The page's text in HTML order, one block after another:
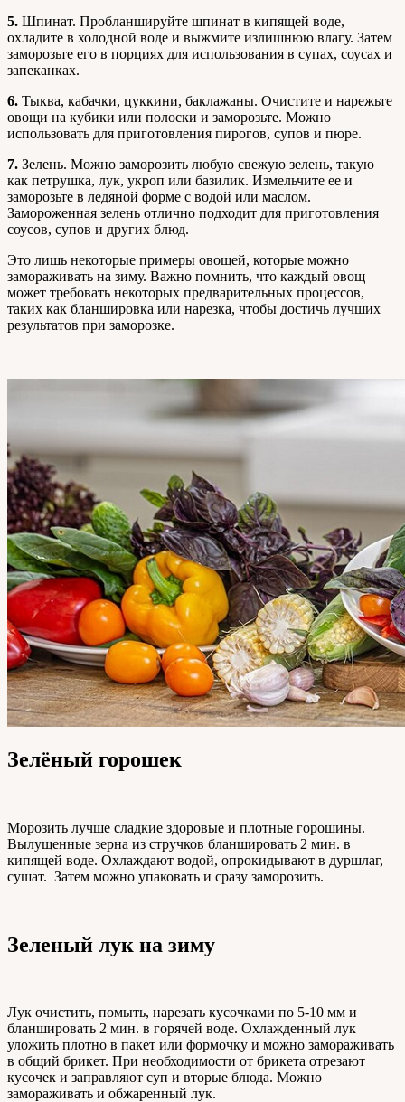
5. Шпинат. Пробланшируйте шпинат в кипящей воде,
охладите в холодной воде и выжмите излишнюю влагу. Затем
заморозьте его в порциях для использования в супах, соусах и
запеканках.
6. Тыква, кабачки, цуккини, баклажаны. Очистите и нарежьте
овощи на кубики или полоски и заморозьте. Можно
использовать для приготовления пирогов, супов и пюре.
7. Зелень. Можно заморозить любую свежую зелень, такую
как петрушка, лук, укроп или базилик. Измельчите ее и
заморозьте в ледяной форме с водой или маслом.
Замороженная зелень отлично подходит для приготовления
соусов, супов и других блюд.
Это лишь некоторые примеры овощей, которые можно
замораживать на зиму. Важно помнить, что каждый овощ
может требовать некоторых предварительных процессов,
таких как бланшировка или нарезка, чтобы достичь лучших
результатов при заморозке.
Зелёный горошек
Морозить лучше сладкие здоровые и плотные горошины.
Вылущенные зерна из стручков бланшировать 2 мин. в
кипящей воде. Охлаждают водой, опрокидывают в дуршлаг,
сушат. Затем можно упаковать и сразу заморозить.
Зеленый лук на зиму
Лук очистить, помыть, нарезать кусочками по 5-10 мм и
бланшировать 2 мин. в горячей воде. Охлажденный лук
уложить плотно в пакет или формочку и можно замораживать
в общий брикет. При необходимости от брикета отрезают
кусочек и заправляют суп и вторые блюда. Можно
замораживать и обжаренный лук.